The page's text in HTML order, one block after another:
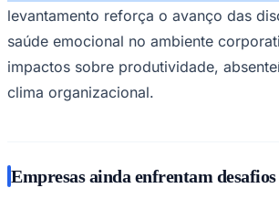
levantamento reforça o avanço das
saúde emocional no ambiente
impactos sobre produtividade,
clima organizacional.
Empresas ainda enfrentam